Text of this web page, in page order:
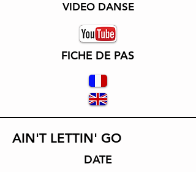
VIDEO DANSE
FICHE DE PAS
AIN'T LETTIN' GO
DATE